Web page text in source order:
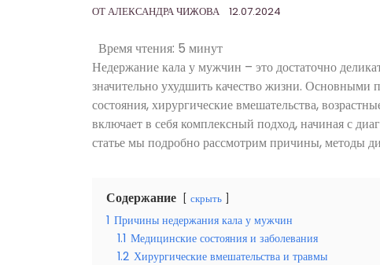
ОТАЛЕКСАНДРА ЧИЖОВА 12.07.2024
Время чтения: 5 минут
Недержание кала у мужчин – это достаточно
значительно ухудшить качество жизни.
состояния, хирургические вмешательства,
включает в себя комплексный подход, начиная с
статье мы подробно рассмотрим причины, методы
Содержание скрыть
1 Причины недержания кала у мужчин
1.1 Медицинские состояния и заболевания
1.2 Хирургические вмешательства и травмы